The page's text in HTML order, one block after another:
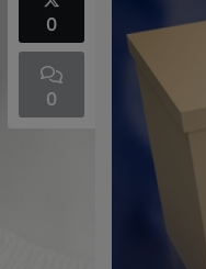
0
0